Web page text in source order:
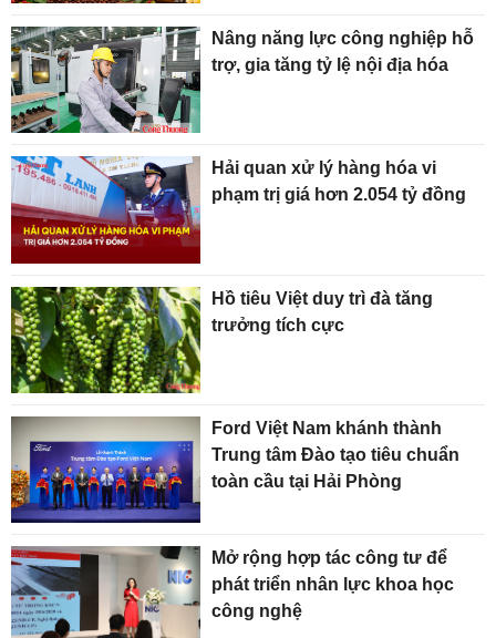
Nâng năng lực công nghiệp hỗ
trợ, gia tăng tỷ lệ nội địa hóa
Hải quan xử lý hàng hóa vi
phạm trị giá hơn 2.054 tỷ đồng
Hồ tiêu Việt duy trì đà tăng
trưởng tích cực
Ford Việt Nam khánh thành
Trung tâm Đào tạo tiêu chuẩn
toàn cầu tại Hải Phòng
Mở rộng hợp tác công tư để
phát triển nhân lực khoa học
công nghệ